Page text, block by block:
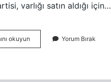
varlığı satın aldığı için…
okuyun
Bankası
Yorum Bırak